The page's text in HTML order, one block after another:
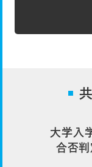
大学入
合否判